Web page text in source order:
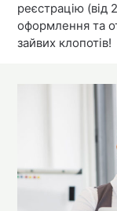
реєстрацію (від
оформлення та
зайвих клопотів!